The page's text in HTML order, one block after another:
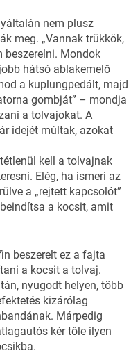
nem plusz
meg. „Vannak trükkök,
Mondok
hátsó ablakemelő
a kuplungpedált, majd
gombját” – mondja
a tolvajokat. A
idejét múltak, azokat
kell a tolvajnak
Elég, ha ismeri az
a „rejtett kapcsolót”
a kocsit, amit
beszerelt ez a fajta
a kocsit a tolvaj.
nyugodt helyen, több
kizárólag
Márpedig
kér tőle ilyen